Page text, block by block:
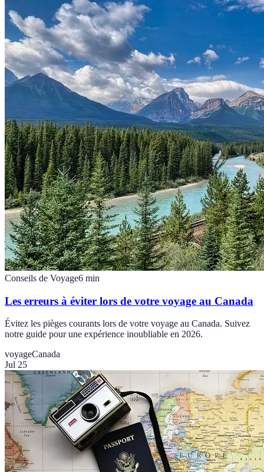
Conseils de Voyage6 min
Les erreurs à éviter lors de votre voyage au Canada
Évitez les pièges courants lors de votre voyage au Canada. Suivez
notre guide pour une expérience inoubliable en 2026.
voyageCanada
Jul 25